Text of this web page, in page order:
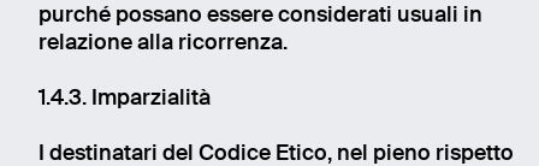
purché possano essere considerati usuali in
relazione alla ricorrenza.
1.4.3. Imparzialità
I destinatari del Codice Etico, nel pieno rispetto